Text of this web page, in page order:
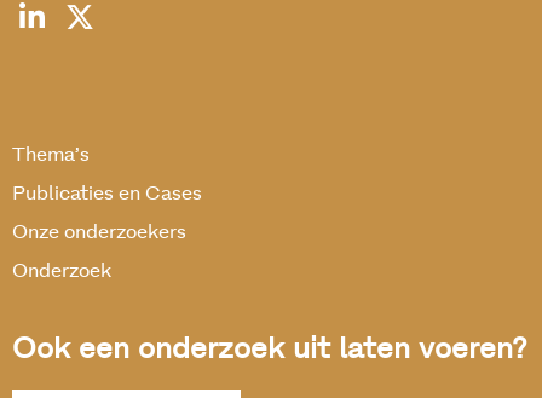
Thema’s
Publicaties en Cases
Onze onderzoekers
Onderzoek
Ook een onderzoek uit laten voeren?